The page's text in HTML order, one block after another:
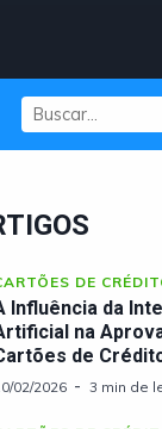
DE
Influência da
na
de
02/2026 3 min de